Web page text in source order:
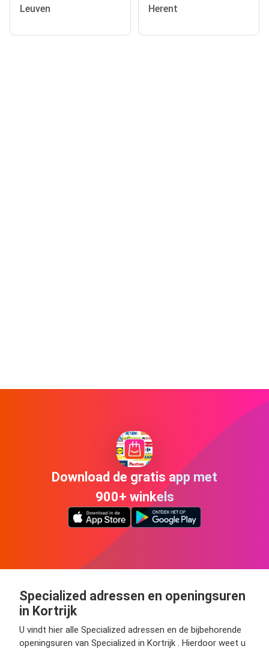
Leuven Herent
Download de gratis app met
900+ winkels
Specialized adressen en openingsuren
in Kortrijk
U vindt hier alle Specialized adressen en de bijbehorende
openingsuren van Specialized in Kortrijk . Hierdoor weet u